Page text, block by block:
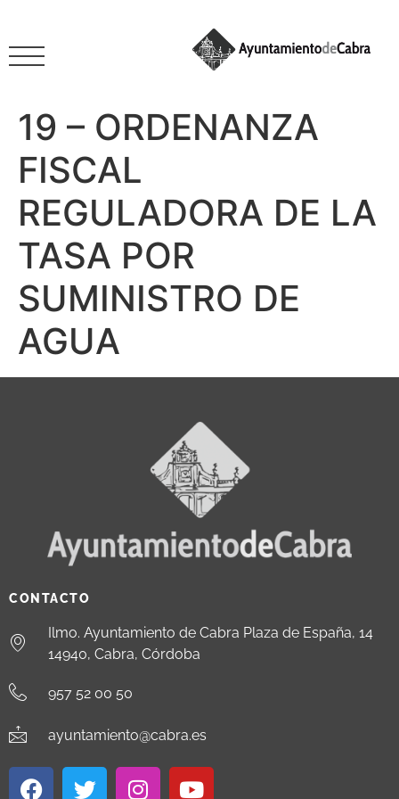
19 – ORDENANZA
FISCAL
REGULADORA DE LA
TASA POR
SUMINISTRO DE
AGUA
CONTACTO
Ilmo. Ayuntamiento de Cabra Plaza de España, 14
14940, Cabra, Córdoba
957 52 00 50
ayuntamiento@cabra.es